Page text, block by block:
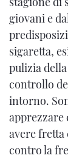
giovani e
sigaretta,
pulizia
controllo
intorno.
apprezzare
avere fretta
contro la